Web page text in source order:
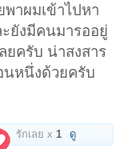
พาผมเข้าไปหา
ยังมีคนมารออยู่
ยครับ น่าสงสาร
หนึ่งด้วยครับ
รักเลย x 1 ดู